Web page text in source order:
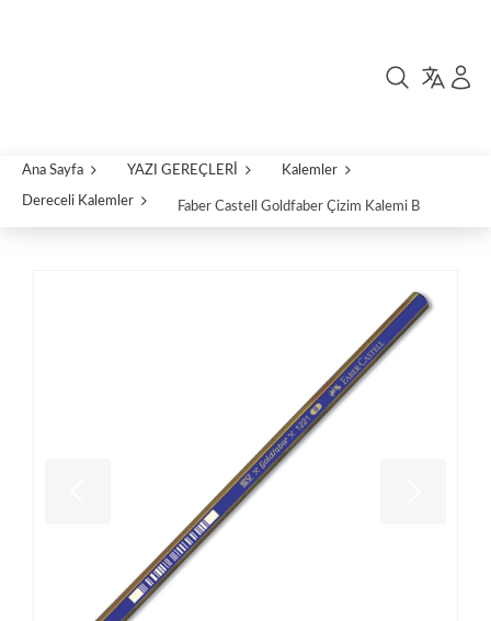
Ana Sayfa YAZI GEREÇLERİ Kalemler
Dereceli Kalemler Faber Castell Goldfaber Çizim Kalemi B